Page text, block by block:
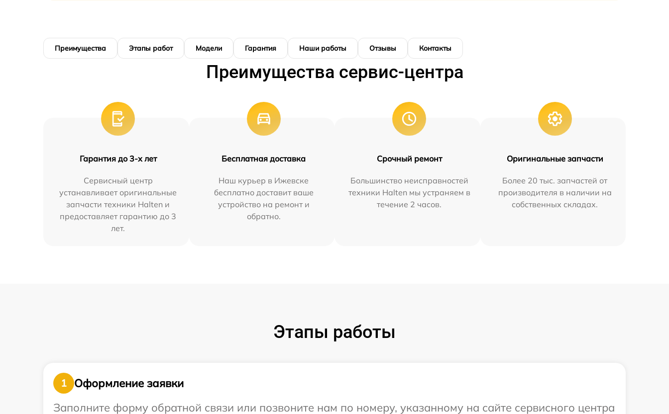
Преимущества Этапы работ Модели Гарантия Наши работы Отзывы Контакты
Преимущества сервис-центра
Гарантия до 3-х лет
Сервисный центр
устанавливает оригинальные
запчасти техники Halten и
предоставляет гарантию до 3
лет.
Бесплатная доставка
Наш курьер в Ижевске
бесплатно доставит ваше
устройство на ремонт и
обратно.
Срочный ремонт
Большинство неисправностей
техники Halten мы устраняем в
течение 2 часов.
Оригинальные запчасти
Более 20 тыс. запчастей от
производителя в наличии на
собственных складах.
Этапы работы
1
Оформление заявки
Заполните форму обратной связи или позвоните нам по номеру, указанному на сайте сервисного центра